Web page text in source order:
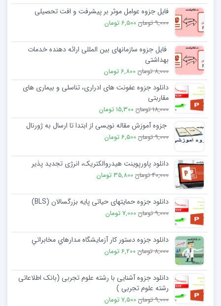
فایل جزوه عوامل موثر بر پیشرفت و افت تحصیلی
9,000 تومان 6,500 تومان
فایل جزوه سازمانهای بین المللی ارائه دهنده خدمات
بهداشتی
8,000 تومان 6,800 تومان
دانلود جزوه عفونت های ادراری، تناسلی و بیماری های
مقاربتی
18,000 تومان 15,300 تومان
جزوه آموزش مقاله نویسی از ابتدا تا ارسال به ژورنال
9,000 تومان 6,500 تومان
دانلود پاورپوینت هیدروالکتریک، انرژی تجدید پذیر
40,000 تومان 35,800 تومان
دانلود جزوه حمایتهای حیاتی پایه بزرگسالان (BLS)
9,000 تومان 7,000 تومان
دانلود جزوه دستور كار آزمايشگاه مدارهاي مخابراتي
8,000 تومان 6,200 تومان
دانلود جزوه آشنایی با رشته علوم تجربی (بانک اطلاعاتی
رشته علوم تجربی )
9,000 تومان 7,500 تومان